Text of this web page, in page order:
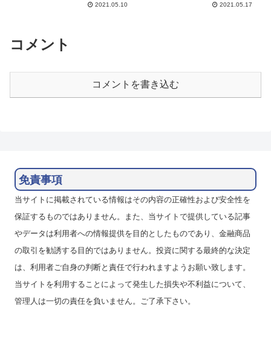
ワップ額を比較できるようLIGHT
2021.05.10
がありましたが、その後は順調に
2021.05.17
コメント
コメントを書き込む
免責事項
当サイトに掲載されている情報はその内容の正確性および安全性を
保証するものではありません。また、当サイトで提供している記事
やデータは利用者への情報提供を目的としたものであり、金融商品
の取引を勧誘する目的ではありません。投資に関する最終的な決定
は、利用者ご自身の判断と責任で行われますようお願い致します。
当サイトを利用することによって発生した損失や不利益について、
管理人は一切の責任を負いません。ご了承下さい。